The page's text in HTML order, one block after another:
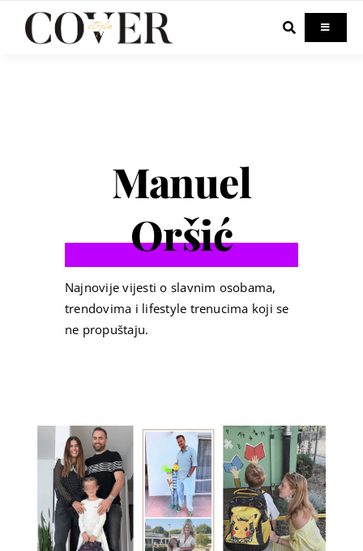
Toggle
Out & About
Manuel
Oršić
Najnovije vijesti o slavnim osobama,
trendovima i lifestyle trenucima koji se
ne propuštaju.